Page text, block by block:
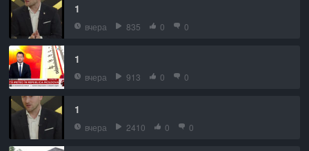
1
вчера 835 0 0
1
вчера 913 0 0
1
вчера 2410 0 0